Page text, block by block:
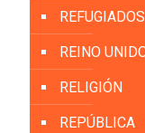
REINO
RELIGIÓN
REPÚBLICA